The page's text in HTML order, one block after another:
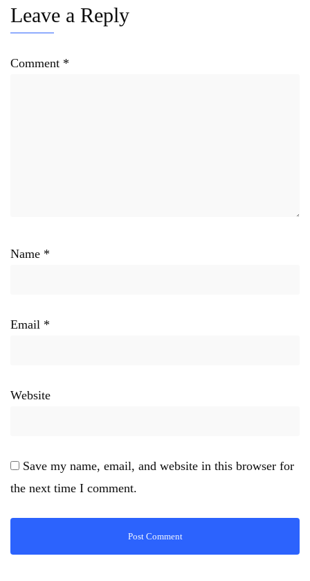
Leave a Reply
Comment *
Name *
Email *
Website
Save my name, email, and website in this browser for
the next time I comment.